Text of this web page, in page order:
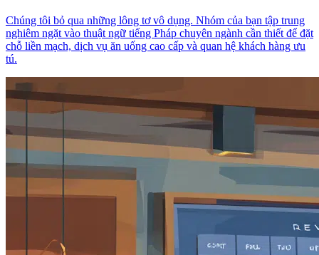
Chúng tôi bỏ qua những lông tơ vô dụng. Nhóm của bạn tập trung
nghiêm ngặt vào thuật ngữ tiếng Pháp chuyên ngành cần thiết để đặt
chỗ liền mạch, dịch vụ ăn uống cao cấp và quan hệ khách hàng ưu
tú.